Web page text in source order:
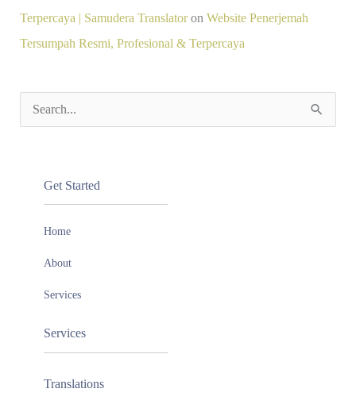
Terpercaya | Samudera Translatoron Website Penerjemah
Tersumpah Resmi, Profesional & Terpercaya
Get Started
Home
About
Services
Services
Translations